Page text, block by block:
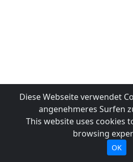
Diese Webseite verwendet
angenehmeres Surfen
This website uses cookies
browsing
OK